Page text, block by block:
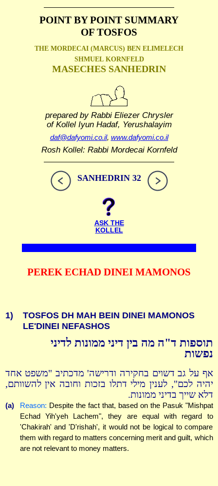
POINT BY POINT SUMMARY
OF TOSFOS
THE MORDECAI (MARCUS) BEN ELIMELECH
SHMUEL KORNFELD
MASECHES SANHEDRIN
prepared by Rabbi Eliezer Chrysler
of Kollel Iyun Hadaf, Yerushalayim
daf@dafyomi.co.il, www.dafyomi.co.il
Rosh Kollel: Rabbi Mordecai Kornfeld
SANHEDRIN 32
ASK THE
KOLLEL
PEREK ECHAD DINEI MAMONOS
1)
TOSFOS DH MAH BEIN DINEI MAMONOS
LE'DINEI NEFASHOS
תוספות ד"ה מה בין דיני ממונות לדיני
נפשות
אף על גב דשוים בחקירה ודרישה' מדכתיב "משפט אחד
יהיה לכם", לענין מילי דתלו בזכות וחובה אין להשוותם,
דלא שייך בדיני ממונות.
(a) Reason: Despite the fact that, based on the Pasuk "Mishpat
Echad Yih'yeh Lachem", they are equal with regard to
'Chakirah' and 'D'rishah', it would not be logical to compare
them with regard to matters concerning merit and guilt, which
are not relevant to money matters.